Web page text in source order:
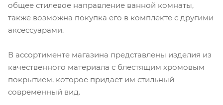
общее стилевое направление ванной комнаты,
также возможна покупка его в комплекте с другими
аксессуарами.
В ассортименте магазина представлены изделия из
качественного материала с блестящим хромовым
покрытием, которое придает им стильный
современный вид.